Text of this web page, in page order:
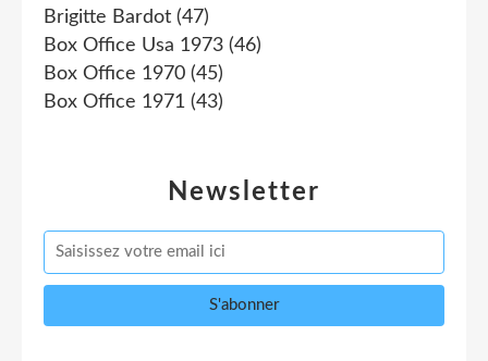
Newsletter
Brigitte Bardot (47)
Box Office Usa 1973 (46)
Box Office 1970 (45)
Box Office 1971 (43)